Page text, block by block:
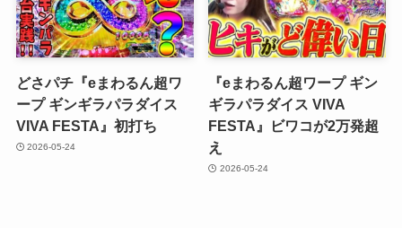
どさパチ『eまわるん超ワ
ープ ギンギラパラダイス
VIVA FESTA』初打ち
2026-05-24
『eまわるん超ワープ ギン
ギラパラダイス VIVA
FESTA』ビワコが2万発超
え
2026-05-24